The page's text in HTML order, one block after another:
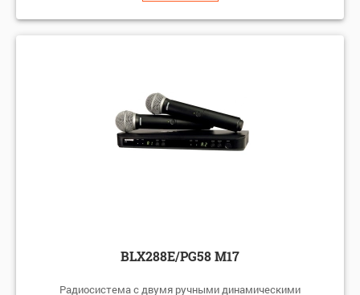
BLX288E/PG58 M17
Радиосистема с двумя ручными динамическими